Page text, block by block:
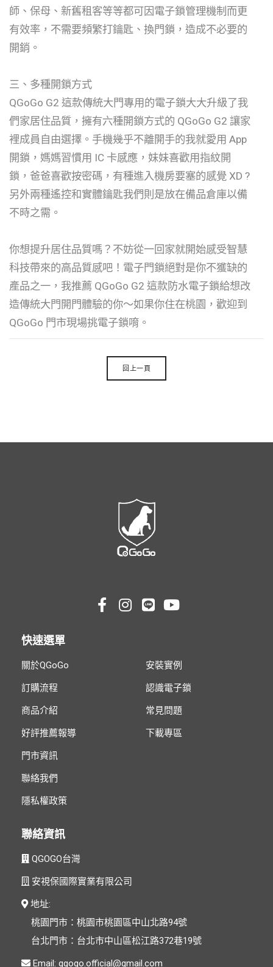
師、保母、新舊租客等等都可因電子鎖管理機制而更
有效率，不需要頻繁打鑰匙、換門鎖，造成不必要的
開銷。
三、多種開鎖方式
QGoGo G2 這款傳統大門專用的電子鎖大大升級了我
們家居住品質，擁有六種開鎖方式的 QGoGo G2 讓家
裡成員自由選擇。手機幾乎不離開手的我就愛用 App
開鎖，媽媽習慣用 IC 卡感應，妹妹喜歡用指紋開
鎖，爸爸喜歡按密碼，有種進入機房要塞的感覺 XD ?
另外兩種遙控和實體鑰匙我們則是放在備品倉庫以備
不時之需。
你想提升居住品質嗎？不妨從一回家就開始感受智慧
科技帶來的高品質感吧！電子門鎖絕對是你不獲缺的
產品之一，我推薦 QGoGo G2 這款防水電子鎖給想改
造傳統大門開門體驗的你～如果你住在桃園，歡迎到
QGoGo 門市現場挑電子鎖唷。
回上一頁
快速選單
關於QGoGo
訂購流程
商品介紹
好評推薦報導
門市資訊
聯絡我們
隱私權政策
安裝實例
認識電子鎖
常見問題
下載專區
聯絡資訊
QGOGO台灣
安視保國際實業有限公司
地址:
桃園門市：桃園市桃園區中山北路94號
台北門市：台北市中山區松江路372巷19號
Email: